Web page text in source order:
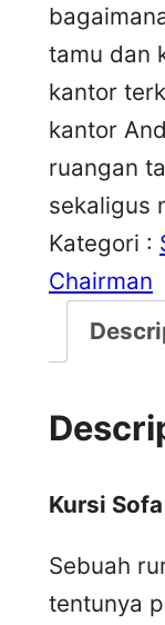
tamu dan
kantor
kantor
ruangan
sekaligus
Kategori :
Chairman
Kursi
Sebuah
tentunya